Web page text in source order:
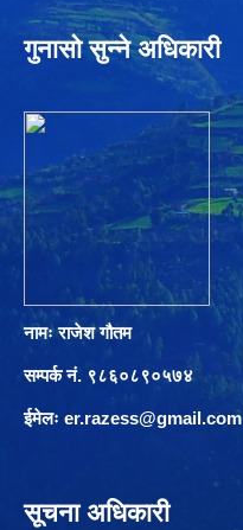
गुनासो सुन्ने अधिकारी
नामः राजेश गौतम
सम्पर्क नं. ९८६०८९०५७४
ईमेलः er.razess@gmail.com
सूचना अधिकारी